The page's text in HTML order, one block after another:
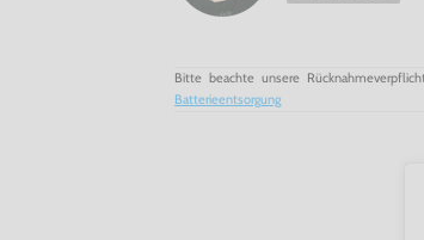
Bitte beachte unsere
Batterieentsorgung